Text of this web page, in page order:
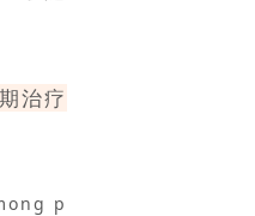
治疗
p